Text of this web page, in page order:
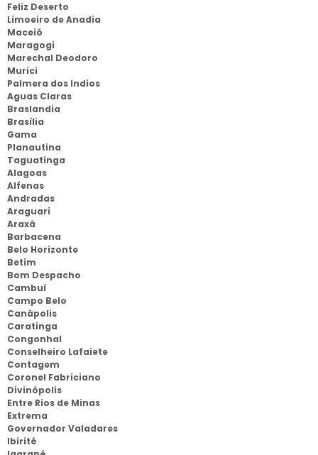
Feliz Deserto
Limoeiro de Anadia
Maceió
Maragogi
Marechal Deodoro
Murici
Palmera dos Indios
Aguas Claras
Braslandia
Brasília
Gama
Planautina
Taguatinga
Alagoas
Alfenas
Andradas
Araguari
Araxá
Barbacena
Belo Horizonte
Betim
Bom Despacho
Cambuí
Campo Belo
Canápolis
Caratinga
Congonhal
Conselheiro Lafaiete
Contagem
Coronel Fabriciano
Divinópolis
Entre Rios de Minas
Extrema
Governador Valadares
Ibirité